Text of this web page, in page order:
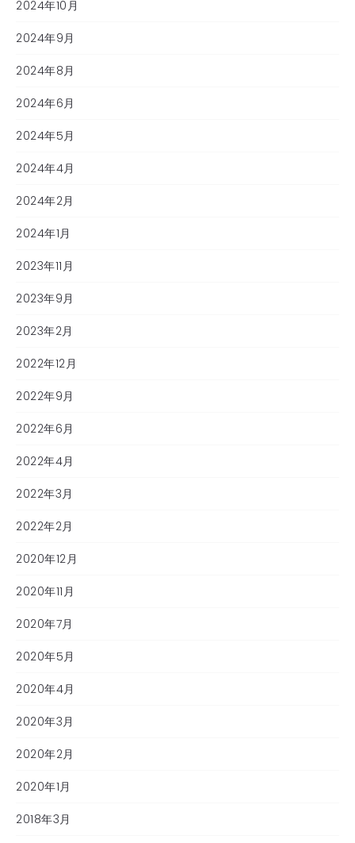
2024年10月
2024年9月
2024年8月
2024年6月
2024年5月
2024年4月
2024年2月
2024年1月
2023年11月
2023年9月
2023年2月
2022年12月
2022年9月
2022年6月
2022年4月
2022年3月
2022年2月
2020年12月
2020年11月
2020年7月
2020年5月
2020年4月
2020年3月
2020年2月
2020年1月
2018年3月